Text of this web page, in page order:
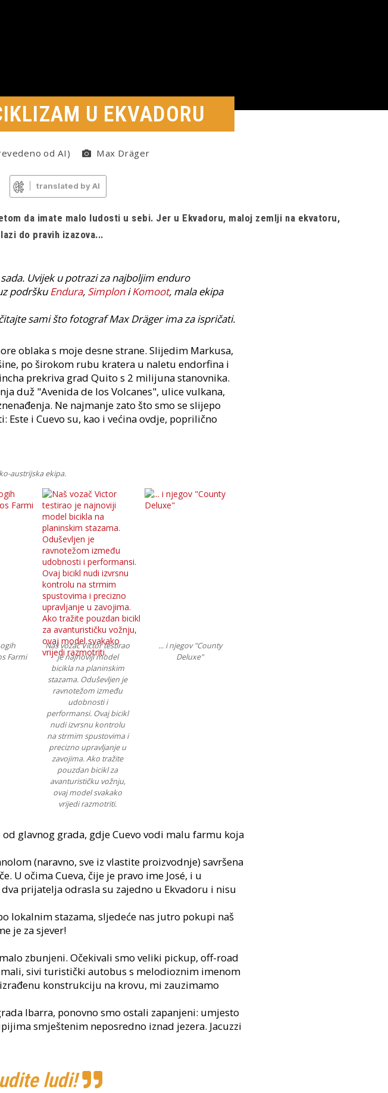
U EKVADORU
od AI) Max Dräger
translated by AI
da imate malo ludosti u sebi. Jer u Ekvadoru, maloj zemlji na ekvatoru,
do pravih izazova...
Uvijek u potrazi za najboljim enduro
podršku Endura, SimploniKomoot, mala ekipa
sami što fotograf Max Dräger ima za ispričati.
oblaka s moje desne strane. Slijedim Markusa,
po širokom rubu kratera u naletu endorfina i
prekriva grad Quito s 2 milijuna stanovnika.
duž "Avenida de los Volcanes", ulice vulkana,
Ne najmanje zato što smo se slijepo
i Cuevo su, kao i većina ovdje, poprilično
austrijska ekipa.
Farmi
Naš vozač Victor testirao
je najnoviji model
bicikla na planinskim
stazama. Oduševljen je
ravnotežom između
udobnosti i
performansi. Ovaj bicikl
nudi izvrsnu kontrolu
na strmim spustovima i
precizno upravljanje u
zavojima. Ako tražite
pouzdan bicikl za
avanturističku vožnju,
ovaj model svakako
vrijedi razmotriti.
... i njegov "County
Deluxe"
glavnog grada, gdje Cuevo vodi malu farmu koja
(naravno, sve iz vlastite proizvodnje) savršena
U očima Cueva, čije je pravo ime José, i u
prijatelja odrasla su zajedno u Ekvadoru i nisu
lokalnim stazama, sljedeće nas jutro pokupi naš
je za sjever!
zbunjeni. Očekivali smo veliki pickup, off-road
sivi turistički autobus s melodioznim imenom
konstrukciju na krovu, mi zauzimamo
Ibarra, ponovno smo ostali zapanjeni: umjesto
smještenim neposredno iznad jezera. Jacuzzi
ludi!